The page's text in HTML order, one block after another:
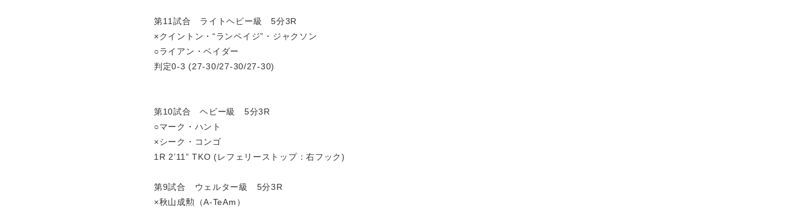
第11試合 ライトヘビー級 5分3R
×クイントン・“ランペイジ”・ジャクソン
○ライアン・ベイダー
判定0-3 (27-30/27-30/27-30)
第10試合 ヘビー級 5分3R
○マーク・ハント
×シーク・コンゴ
1R 2’11” TKO (レフェリーストップ：右フック)
第9試合 ウェルター級 5分3R
×秋山成勲（A-TeAm）